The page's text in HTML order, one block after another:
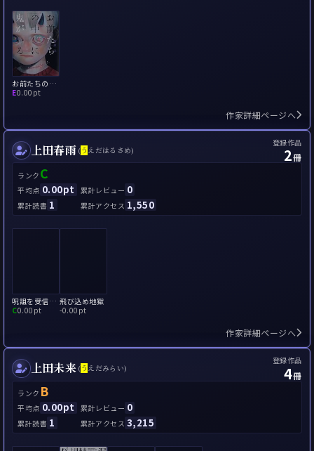
お前たちの中に鬼がいる
E0.00pt
作家詳細ページへ
上田春雨 (う えだはるさめ)
登録作品
2冊
ランク C
平均点 0.00pt 累計レビュー 0
累計読書 1 累計アクセス 1,550
呪詛を受信しました
C0.00pt
飛び込め地獄
-0.00pt
作家詳細ページへ
上田未来 (う えだみらい)
登録作品
4冊
ランク B
平均点 0.00pt 累計レビュー 0
累計読書 1 累計アクセス 3,215